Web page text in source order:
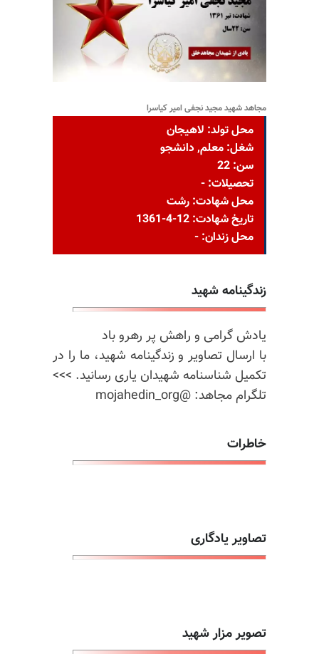
مجاهد شهید مجید نجفی امیر کیاسرا
محل تولد: لاهيجان
شغل: معلم, دانشجو
سن: 22
تحصیلات: -
محل شهادت: رشت
تاریخ شهادت: 12-4-1361
محل زندان: -
زندگینامه شهید
یادش گرامی و راهش پر رهرو باد
با ارسال تصاویر و زندگینامه شهید، ما را در
تکمیل شناسنامه شهیدان یاری رسانید. >>>
تلگرام مجاهد: @mojahedin_org
خاطرات
تصاویر یادگاری
تصویر مزار شهید